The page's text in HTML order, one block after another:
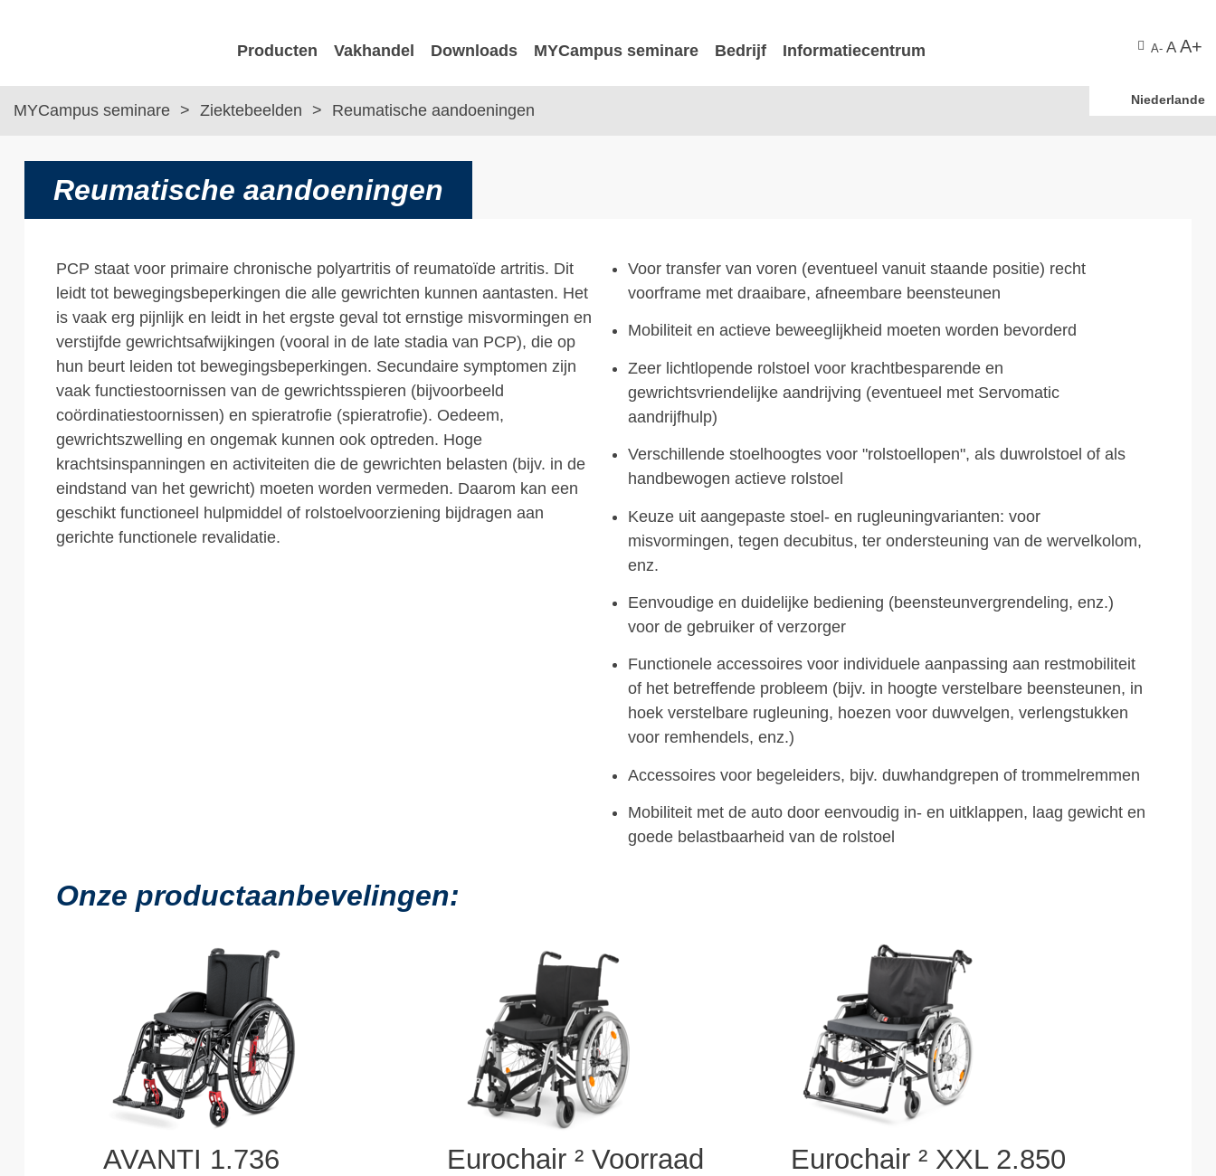
Producten Vakhandel Downloads MYCampus seminare Bedrijf Informatiecentrum A- A A+
Niederlande
MYCampus seminare Ziektebeelden Reumatische aandoeningen
Reumatische aandoeningen
PCP staat voor primaire chronische polyartritis of reumatoïde artritis. Dit
leidt tot bewegingsbeperkingen die alle gewrichten kunnen aantasten. Het
is vaak erg pijnlijk en leidt in het ergste geval tot ernstige misvormingen en
verstijfde gewrichtsafwijkingen (vooral in de late stadia van PCP), die op
hun beurt leiden tot bewegingsbeperkingen. Secundaire symptomen zijn
vaak functiestoornissen van de gewrichtsspieren (bijvoorbeeld
coördinatiestoornissen) en spieratrofie (spieratrofie). Oedeem,
gewrichtszwelling en ongemak kunnen ook optreden. Hoge
krachtsinspanningen en activiteiten die de gewrichten belasten (bijv. in de
eindstand van het gewricht) moeten worden vermeden. Daarom kan een
geschikt functioneel hulpmiddel of rolstoelvoorziening bijdragen aan
gerichte functionele revalidatie.
Voor transfer van voren (eventueel vanuit staande positie) recht
voorframe met draaibare, afneembare beensteunen
Mobiliteit en actieve beweeglijkheid moeten worden bevorderd
Zeer lichtlopende rolstoel voor krachtbesparende en
gewrichtsvriendelijke aandrijving (eventueel met Servomatic
aandrijfhulp)
Verschillende stoelhoogtes voor "rolstoellopen", als duwrolstoel of als
handbewogen actieve rolstoel
Keuze uit aangepaste stoel- en rugleuningvarianten: voor
misvormingen, tegen decubitus, ter ondersteuning van de wervelkolom,
enz.
Eenvoudige en duidelijke bediening (beensteunvergrendeling, enz.)
voor de gebruiker of verzorger
Functionele accessoires voor individuele aanpassing aan restmobiliteit
of het betreffende probleem (bijv. in hoogte verstelbare beensteunen, in
hoek verstelbare rugleuning, hoezen voor duwvelgen, verlengstukken
voor remhendels, enz.)
Accessoires voor begeleiders, bijv. duwhandgrepen of trommelremmen
Mobiliteit met de auto door eenvoudig in- en uitklappen, laag gewicht en
goede belastbaarheid van de rolstoel
Onze productaanbevelingen:
AVANTI 1.736
Eurochair ² Voorraad
Eurochair ² XXL 2.850